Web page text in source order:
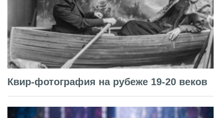
Квир-фотография на рубеже 19-20 веков